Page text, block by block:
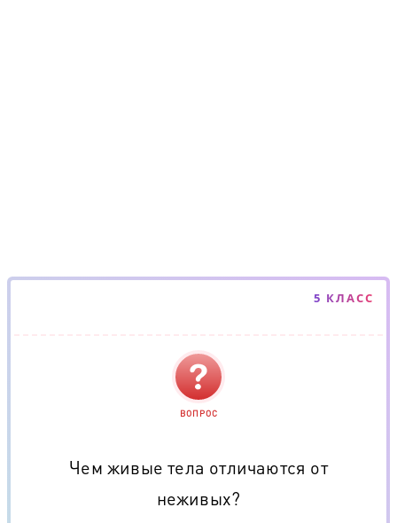
5 КЛАСС
ВОПРОС
Чем живые тела отличаются от
неживых?